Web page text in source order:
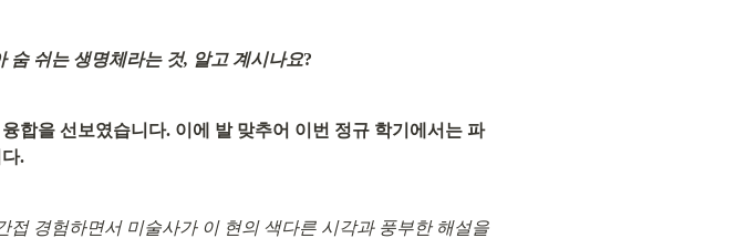
숨 쉬는 생명체라는 것, 알고 계시나요?
합을 선보였습니다. 이에 발 맞추어 이번 정규 학기에서는 파
.
경험하면서 미술사가 이 현의 색다른 시각과 풍부한 해설을